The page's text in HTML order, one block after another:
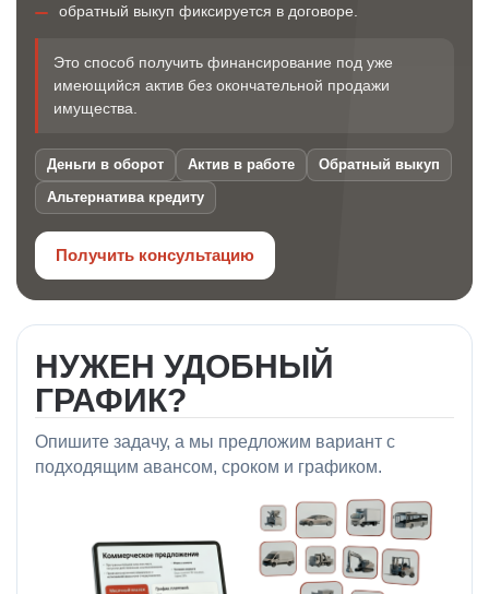
обратный выкуп фиксируется в договоре.
Это способ получить финансирование под уже
имеющийся актив без окончательной продажи
имущества.
Деньги в оборот Актив в работе
Обратный выкуп
Альтернатива кредиту
Получить консультацию
НУЖЕН УДОБНЫЙ
ГРАФИК?
Опишите задачу, а мы предложим вариант с
подходящим авансом, сроком и графиком.